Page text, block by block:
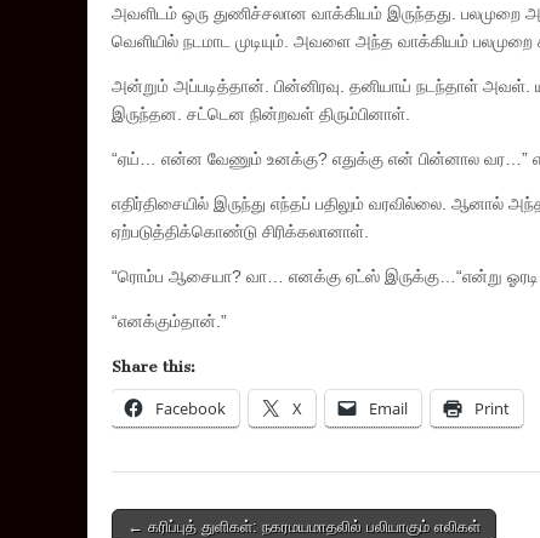
அவளிடம் ஒரு துணிச்சலான வாக்கியம் இருந்தது.
வெளியில் நடமாட முடியும். அவளை அந்த வாக்கியம் பலமுறை
அன்றும் அப்படித்தான். பின்னிரவு. தனியாய் நடந்தாள்
இருந்தன. சட்டென நின்றவள் திரும்பினாள்.
“ஏய்… என்ன வேணும் உனக்கு? எதுக்கு என் பின்னால வர…”
எதிர்திசையில் இருந்து எந்தப் பதிலும் வரவில்லை.
ஏற்படுத்திக்கொண்டு சிரிக்கலானாள்.
“ரொம்ப ஆசையா? வா… எனக்கு ஏட்ஸ் இருக்கு…“என்று
“எனக்கும்தான்.”
Share this:
Facebook X Email Print
Post
← கரிப்புத் துளிகள்: நகரமயமாதலில் பலியாகும் எலிகள்